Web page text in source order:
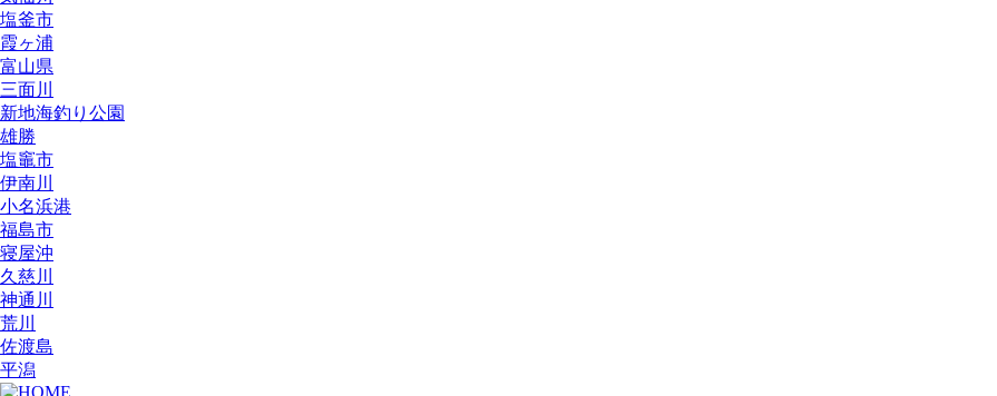
塩釜市
霞ヶ浦
富山県
三面川
新地海釣り公園
雄勝
塩竈市
伊南川
小名浜港
福島市
寝屋沖
久慈川
神通川
荒川
佐渡島
平潟